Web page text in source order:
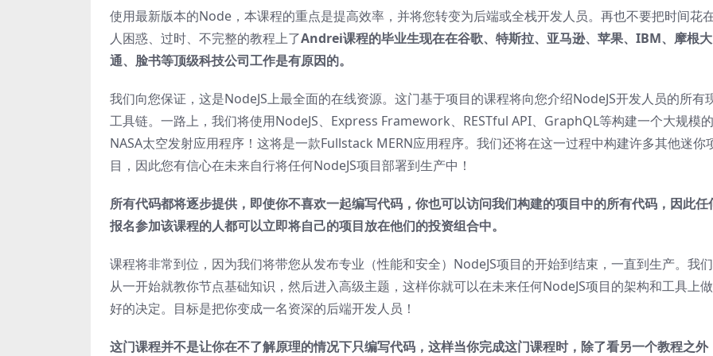
使用最新版本的Node，本课程的重点是提高效率，并将您转变为后端或全栈开发人员。再也不要把时间花
人困惑、过时、不完整的教程上了Andrei课程的毕业生现在在谷歌、特斯拉、亚马逊、苹果、IBM、摩根大
通、脸书等顶级科技公司工作是有原因的。
我们向您保证，这是NodeJS上最全面的在线资源。这门基于项目的课程将向您介绍NodeJS开发人员的所有
工具链。一路上，我们将使用NodeJS、Express Framework、RESTful API、GraphQL等构建一个大规模的
NASA太空发射应用程序！这将是一款Fullstack MERN应用程序。我们还将在这一过程中构建许多其他迷你
目，因此您有信心在未来自行将任何NodeJS项目部署到生产中！
所有代码都将逐步提供，即使你不喜欢一起编写代码，你也可以访问我们构建的项目中的所有代码，因此任
报名参加该课程的人都可以立即将自己的项目放在他们的投资组合中。
课程将非常到位，因为我们将带您从发布专业（性能和安全）NodeJS项目的开始到结束，一直到生产。我
从一开始就教你节点基础知识，然后进入高级主题，这样你就可以在未来任何NodeJS项目的架构和工具上
好的决定。目标是把你变成一名资深的后端开发人员！
这门课程并不是让你在不了解原理的情况下只编写代码，这样当你完成这门课程时，除了看另一个教程之外